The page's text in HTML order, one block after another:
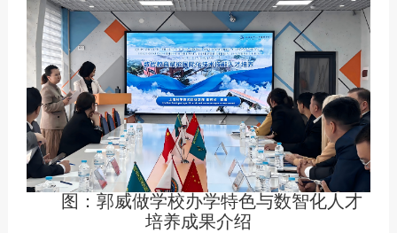
图：郭威做学校办学特色与数智化人才
培养成果介绍